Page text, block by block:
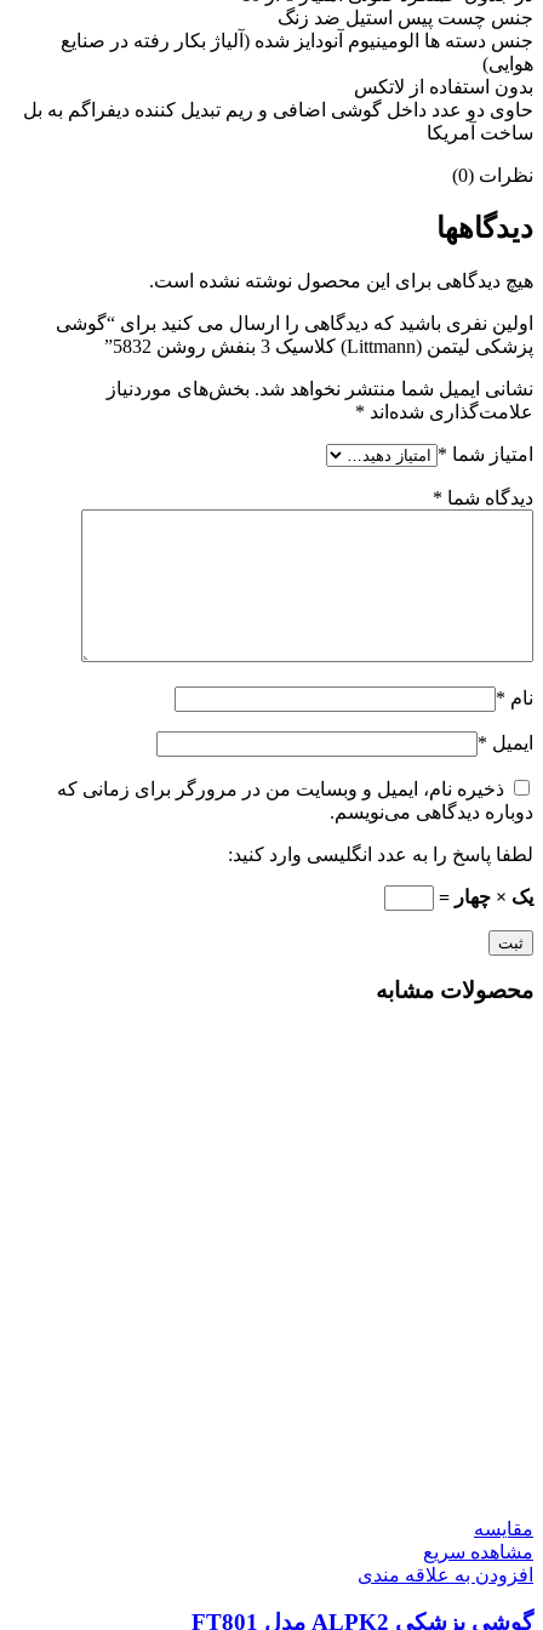
جنس چست پیس استیل ضد زنگ
جنس دسته ها الومینیوم آنودایز شده (آلیاژ بکار رفته در صنایع
هوایی)
بدون استفاده از لاتکس
حاوی دو عدد داخل گوشی اضافی و ریم تبدیل کننده دیفراگم به بل
ساخت آمریکا
نظرات (0)
دیدگاهها
هیچ دیدگاهی برای این محصول نوشته نشده است.
اولین نفری باشید که دیدگاهی را ارسال می کنید برای “گوشی
پزشکی لیتمن (Littmann) کلاسیک 3 بنفش روشن 5832”
نشانی ایمیل شما منتشر نخواهد شد. بخش‌های موردنیاز
علامت‌گذاری شده‌اند *
امتیاز شما *
دیدگاه شما *
نام *
ایمیل *
ذخیره نام، ایمیل و وبسایت من در مرورگر برای زمانی که
دوباره دیدگاهی می‌نویسم.
لطفا پاسخ را به عدد انگلیسی وارد کنید:
یک × چهار =
محصولات مشابه
مقایسه
مشاهده سریع
افزودن به علاقه مندی
گوشی پزشکی ALPK2 مدل FT801